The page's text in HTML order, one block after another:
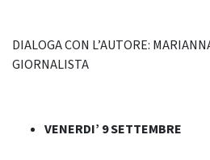
DIALOGA CON L’AUTORE:
GIORNALISTA
VENERDI’ 9 SETTEMBRE